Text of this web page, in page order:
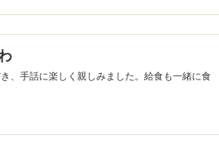
、手話に楽しく親しみました。給食も一緒に食